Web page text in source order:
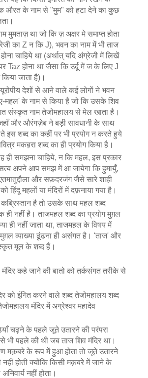
औरत के नाम से "मुम" को हटा देने का कुछ
मुमताज़ था जो कि ज़ अक्षर मे समाप्त होता
का Z न कि J), भवन का नाम में भी ताज
चाहिये था (अर्थात् यदि अंग्रेजी में लिखें
Taz होना था जैसा कि उर्दू में ज के लिए J
जाता है)।
देशों से आने वाले कई लोगों ने भवन
महल' के नाम से किया है जो कि उसके शिव
संस्कृत नाम तेजोमहालय से मेल खाता है।
और औरंगज़ेब ने बड़ी सावधानी के साथ
शब्द का कहीं पर भी प्रयोग न करते हुये
मकब़रा शब्द का ही प्रयोग किया है।
ही समझना चाहिये, न कि महल, इस प्रकार
अपने आप समझ में आ जायेगा कि हुमायुँ,
और सफ़दरजंग जैसे सारे शाही
हिंदू महलों या मंदिरों में दफ़नाया गया है।
कब्रिस्तान है तो उसके साथ महल शब्द
ही नहीं है। ताजमहल शब्द का प्रयोग मुग़ल
ही नहीं जाता था, ताजमहल के विषय में
व्याख्या ढूंढना ही असंगत है। 'ताज' और
मूल के शब्द हैं।
कहे जाने की बातो को तर्कसंगत तरीके से
को इंगित करने वाले शब्द तेजोमहालय शब्द
मंदिर में अग्रेश्वर महादेव
चढ़ने के पहले जूते उतारने की परंपरा
भी पहले की थी जब ताज शिव मंदिर था।
मक़बरे के रूप में हुआ होता तो जूते उतारने
होती क्योंकि किसी मक़बरे में जाने के
नहीं होता।